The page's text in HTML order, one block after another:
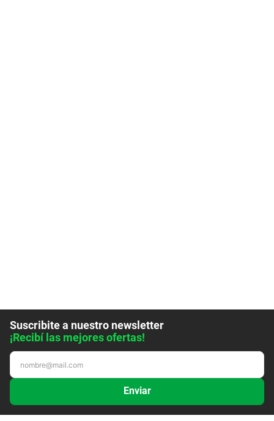
Suscribite a nuestro newsletter
¡Recibí las mejores ofertas!
Enviar